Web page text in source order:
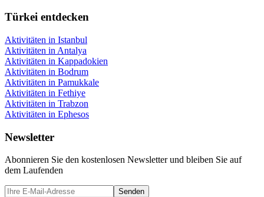
Türkei entdecken
Aktivitäten in Istanbul
Aktivitäten in Antalya
Aktivitäten in Kappadokien
Aktivitäten in Bodrum
Aktivitäten in Pamukkale
Aktivitäten in Fethiye
Aktivitäten in Trabzon
Aktivitäten in Ephesos
Newsletter
Abonnieren Sie den kostenlosen Newsletter und bleiben Sie auf
dem Laufenden
Senden